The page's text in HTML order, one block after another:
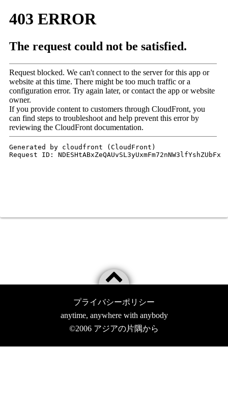
プライバシーポリシー
anytime, anywhere with anybody
©2006 アジアの片隅から